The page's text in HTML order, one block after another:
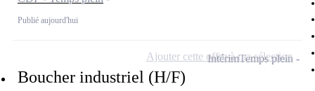
Publié aujourd'hui
Boucher industriel (H/F)
IntérimTemps plein
Ajouter cette offre à ma sélection